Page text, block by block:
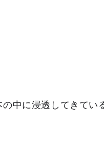
の中に浸透してきてい